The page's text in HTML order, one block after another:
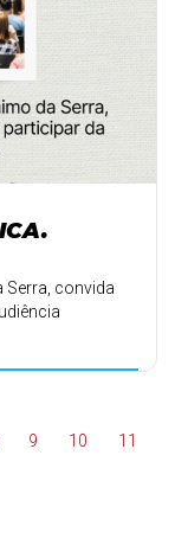
Serra, convida
9 10 11